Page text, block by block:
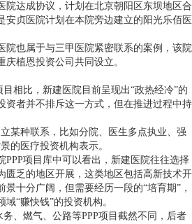
院达成协议，计划在北京朝阳区东坝地区合
安贞医院计划在本院旁边建立的阳光乐佰医
院也属于与三甲医院紧密联系的案例，该院
植恩投资公司共同设立。
相比，新建医院目前呈现出“政热经冷”的
资者并不排斥这一方式，但在推进过程中持
某种联系，比如分院、医生多点执业、强
的医疗投资机构表示。
PPP项目库中可以看出，新建医院往往选择
匮乏的地区开展，这类地区包括高新技术开
十分广阔，但需要经历一段的“培育期”，
“赚快钱”的投资机构。
务、燃气、公路等PPP项目截然不同，后者